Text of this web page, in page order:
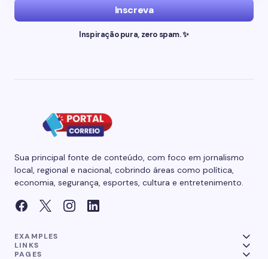
Inscreva
Inspiração pura, zero spam. ✨
Sua principal fonte de conteúdo, com foco em jornalismo
local, regional e nacional, cobrindo áreas como política,
economia, segurança, esportes, cultura e entretenimento.
EXAMPLES
LINKS
PAGES